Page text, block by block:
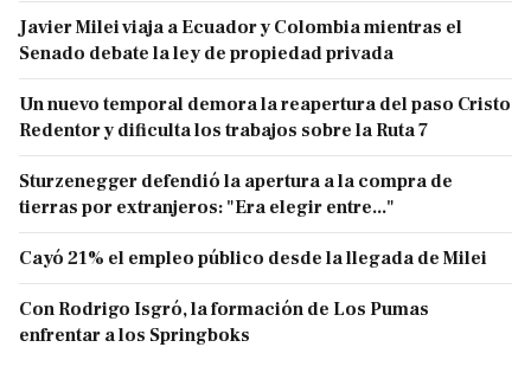
Javier Milei viaja a Ecuador y Colombia mientras el
Senado debate la ley de propiedad privada
Un nuevo temporal demora la reapertura del paso Cristo
Redentor y dificulta los trabajos sobre la Ruta 7
Sturzenegger defendió la apertura a la compra de
tierras por extranjeros: "Era elegir entre..."
Cayó 21% el empleo público desde la llegada de Milei
Con Rodrigo Isgró, la formación de Los Pumas
enfrentar a los Springboks